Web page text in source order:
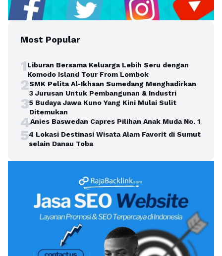
Most Popular
1Liburan Bersama Keluarga Lebih Seru dengan
Komodo Island Tour From Lombok
2SMK Pelita Al-Ikhsan Sumedang Menghadirkan
3 Jurusan Untuk Pembangunan & Industri
35 Budaya Jawa Kuno Yang Kini Mulai Sulit
Ditemukan
4Anies Baswedan Capres Pilihan Anak Muda No. 1
54 Lokasi Destinasi Wisata Alam Favorit di Sumut
selain Danau Toba